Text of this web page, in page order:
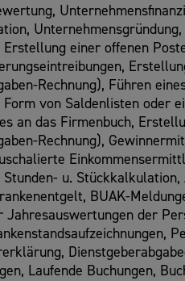
Erstellung einer offenen
Rechnung), Führen
von Saldenlisten oder
an das Firmenbuch,
Rechnung),
Stunden- u.
BUAK-
der
Laufende Buchungen,